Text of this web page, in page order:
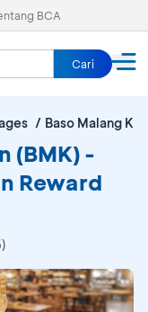
BCA
Cari
Baso Malang
(BMK) -
Reward